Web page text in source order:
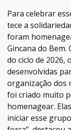
Para celebrar
tece a
foram
Gincana do
do ciclo de
desenvolvidas
organização dos
foi criado muito
homenagear.
iniciar esse